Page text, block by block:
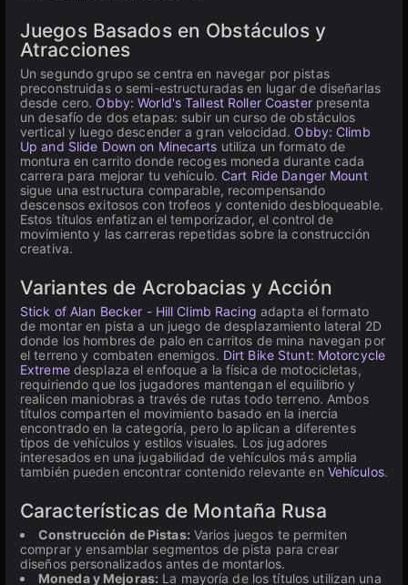
Juegos Basados en Obstáculos y
Atracciones
Un segundo grupo se centra en navegar por pistas
preconstruidas o semi-estructuradas en lugar de diseñarlas
desde cero. Obby: World's Tallest Roller Coasterpresenta
un desafío de dos etapas: subir un curso de obstáculos
vertical y luego descender a gran velocidad. Obby: Climb
Up and Slide Down on Minecarts utiliza un formato de
montura en carrito donde recoges moneda durante cada
carrera para mejorar tu vehículo. Cart Ride Danger Mount
sigue una estructura comparable, recompensando
descensos exitosos con trofeos y contenido desbloqueable.
Estos títulos enfatizan el temporizador, el control de
movimiento y las carreras repetidas sobre la construcción
creativa.
Variantes de Acrobacias y Acción
Stick of Alan Becker - Hill Climb Racing adapta el formato
de montar en pista a un juego de desplazamiento lateral 2D
donde los hombres de palo en carritos de mina navegan por
el terreno y combaten enemigos. Dirt Bike Stunt: Motorcycle
Extremedesplaza el enfoque a la física de motocicletas,
requiriendo que los jugadores mantengan el equilibrio y
realicen maniobras a través de rutas todo terreno. Ambos
títulos comparten el movimiento basado en la inercia
encontrado en la categoría, pero lo aplican a diferentes
tipos de vehículos y estilos visuales. Los jugadores
interesados en una jugabilidad de vehículos más amplia
también pueden encontrar contenido relevante en Vehículos.
Características de Montaña Rusa
Construcción de Pistas: Varios juegos te permiten
comprar y ensamblar segmentos de pista para crear
diseños personalizados antes de montarlos.
Moneda y Mejoras: La mayoría de los títulos utilizan una